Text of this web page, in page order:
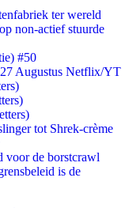
ter wereld
non-actief stuurde
#50
Augustus Netflix/YT
tot Shrek-crème
voor de borstcrawl
is de